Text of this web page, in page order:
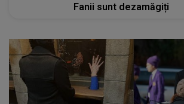
Fanii sunt dezamăgiți